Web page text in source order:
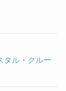
タル・クルー